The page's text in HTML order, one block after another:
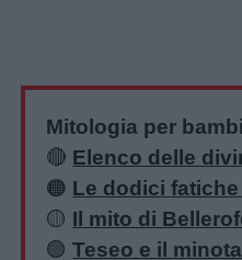
Mitologia per
🔴 Elenco delle
🟠 Le dodici
🟡 Il mito di
🟢Teseo e il